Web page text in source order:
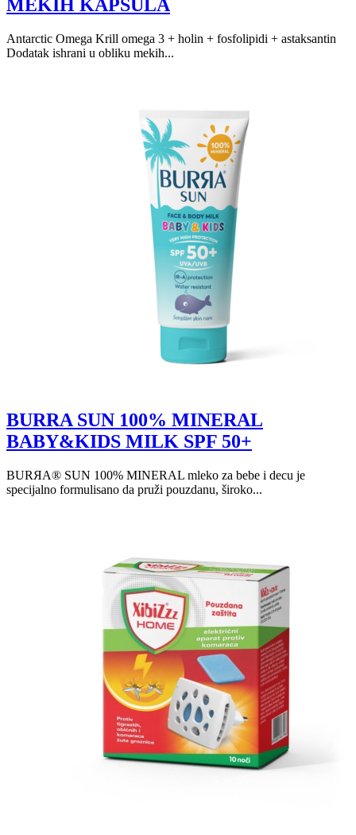
MEKIH KAPSULA
Antarctic Omega Krill omega 3 + holin + fosfolipidi + astaksantin
Dodatak ishrani u obliku mekih...
BURRA SUN 100% MINERAL
BABY&KIDS MILK SPF 50+
BURЯA® SUN 100% MINERAL mleko za bebe i decu je
specijalno formulisano da pruži pouzdanu, široko...